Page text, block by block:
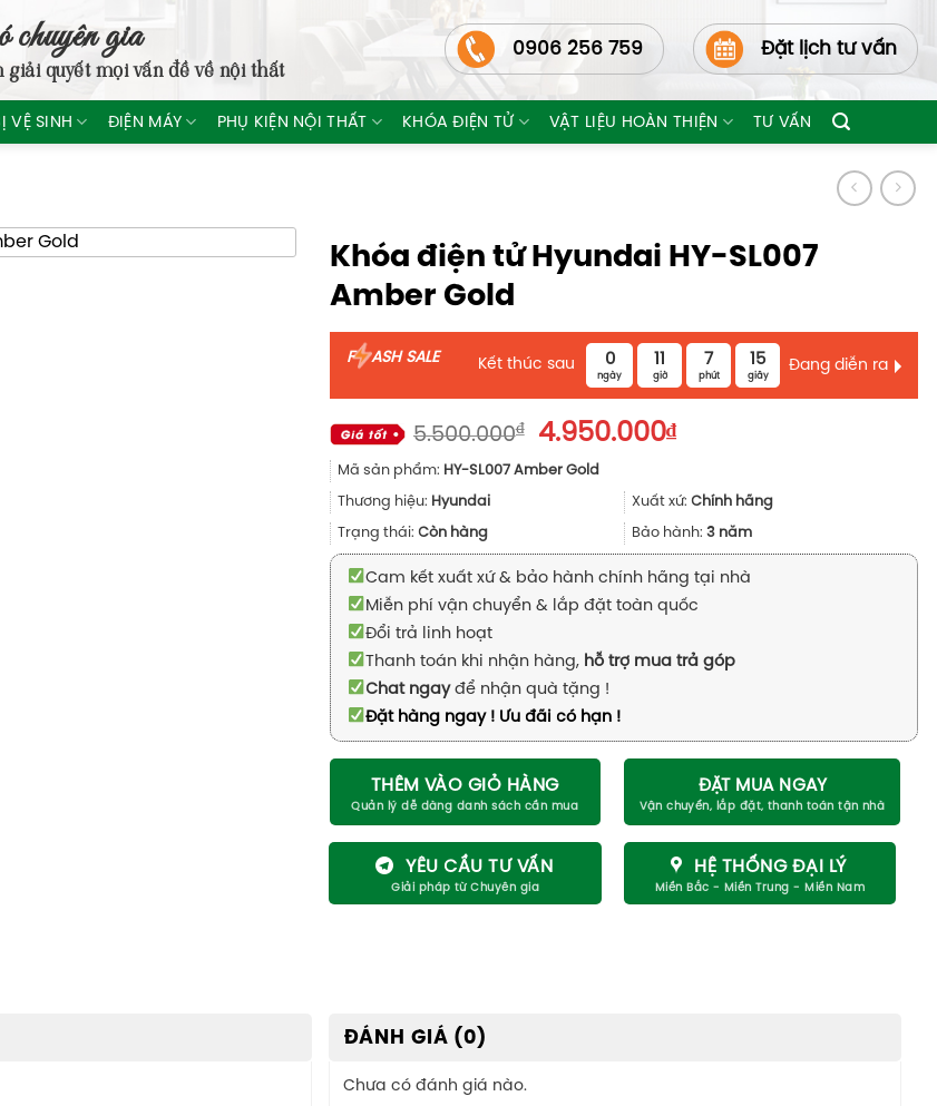
chuyên gia
giải quyết mọi vấn đề về nội thất
0906 256 759 Đặt lịch tư vấn
VỆ SINH ĐIỆN MÁY PHỤ KIỆN NỘI THẤT KHÓA ĐIỆN TỬ VẬT LIỆU HOÀN THIỆN TƯ VẤN
Khóa điện tử Hyundai HY-SL007
Amber Gold
F ASH SALE Kết thúc sau 0
ngày
11
giờ
7
phút
13
giây
Đang diễn ra
5.500.000₫
Giá
gốc
là:
5.500.000₫.
4.950.000₫Giá
là:
4.950.000₫.
Mã sản phẩm: HY-SL007 Amber Gold
Thương hiệu: Hyundai Xuất xứ: Chính hãng
Trạng thái: Còn hàng Bảo hành: 3 năm
Cam kết xuất xứ & bảo hành chính hãng tại nhà
Miễn phí vận chuyển & lắp đặt toàn quốc
Đổi trả linh hoạt
Thanh toán khi nhận hàng, hỗ trợ mua trả góp
Chat ngayđể nhận quà tặng !
Đặt hàng ngay ! Ưu đãi có hạn !
THÊM VÀO GIỎ HÀNG ĐẶT MUA NGAY
YÊU CẦU TƯ VẤN HỆ THỐNG ĐẠI LÝ
ĐÁNH GIÁ (0)
Chưa có đánh giá nào.